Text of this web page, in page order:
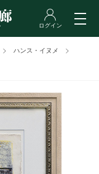
ハンス・イヌメ